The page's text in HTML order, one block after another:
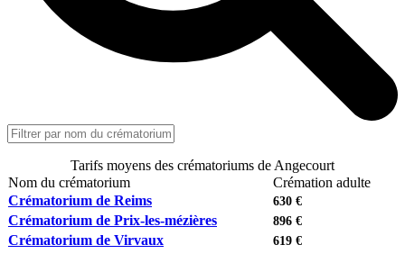
Tarifs moyens des crématoriums de Angecourt
Nom du crématorium
Crémation adulte
Crématorium de Reims
630 €
Crématorium de Prix-les-mézières 896 €
Crématorium de Virvaux 619 €